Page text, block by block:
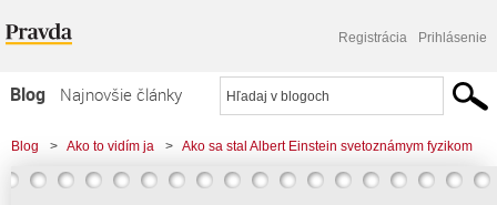
Registrácia Prihlásenie
Blog
Najnovšie články
Najčítanejšie články
Najkomentovanejšie články
Blog > Ako to vidím ja > Ako sa stal Albert Einstein svetoznámym fyzikom